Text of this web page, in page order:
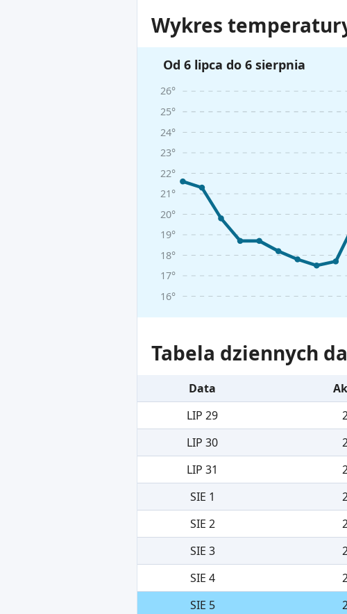
Wykres
Od 6 lipca do 6 sierpnia
16°
17°
18°
19°
20°
21°
22°
23°
24°
25°
26°
Tabela dziennych
Data
LIP 29
LIP 30
LIP 31
SIE 1
SIE 2
SIE 3
SIE 4
SIE 5